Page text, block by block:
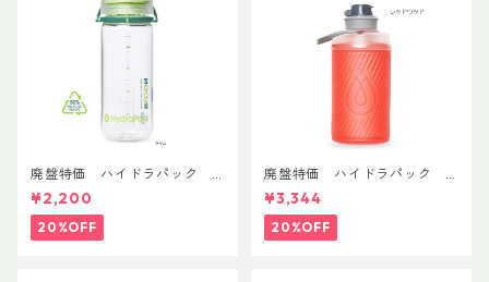
廃盤特価 ハイドラパック
リーコン ツイスト＆シップ 50
0ml
¥2,200
20%OFF
廃盤特価 ハイドラパック
フラックス 750ml
¥3,344
20%OFF